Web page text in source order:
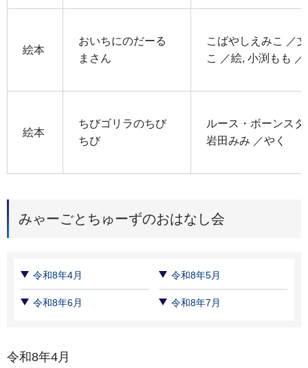
絵本
おいちにのだーる
まさん
こばやしえみこ ／
こ ／絵, 小渕もも ／
絵本
ちびゴリラのちび
ちび
ルース・ボーンス
岩田みみ ／やく
みゃーごとちゅーずのおはなし会
令和8年4月 令和8年5月
令和8年6月 令和8年7月
令和8年4月